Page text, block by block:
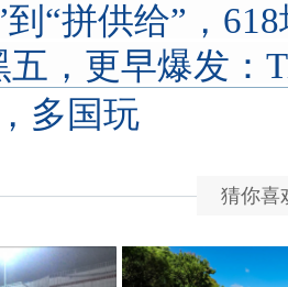
到“拼供给”，
，更早爆发：
多国玩
猜你喜